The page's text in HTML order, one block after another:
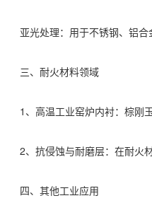
亚光处理：用于不锈钢、铝合
三、耐火材料领域
1、高温工业窑炉内衬：棕刚玉
2、抗侵蚀与耐磨层：在耐火材
四、其他工业应用